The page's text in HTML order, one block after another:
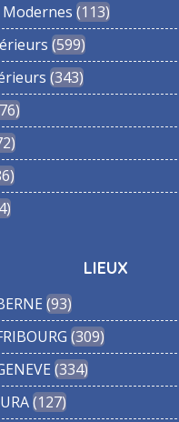
113
599
343
LIEUX
93
309
334
127